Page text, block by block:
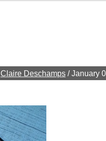
Claire Deschamps /January